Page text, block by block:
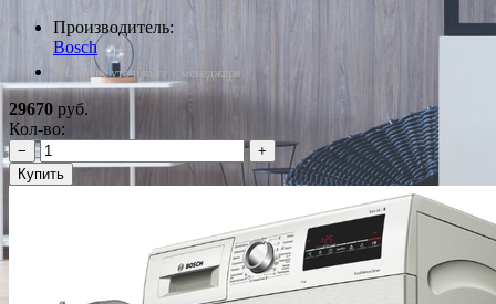
Производитель:
Bosch
*Наличие уточняйте у менеджера
29670 руб.
Кол-во:
−
+
Купить